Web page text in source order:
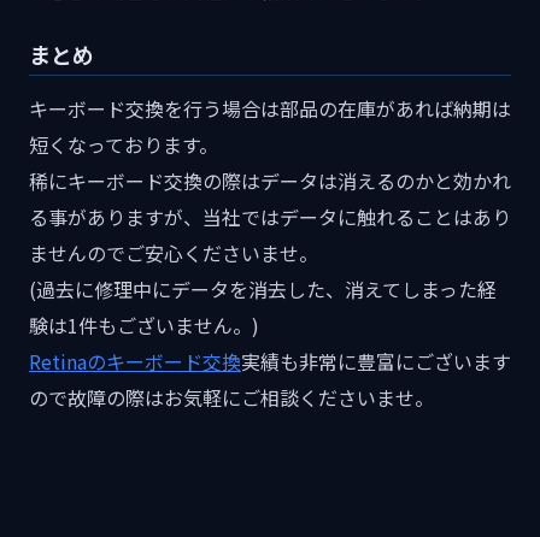
まとめ
キーボード交換を行う場合は部品の在庫があれば納期は
短くなっております。
稀にキーボード交換の際はデータは消えるのかと効かれ
る事がありますが、当社ではデータに触れることはあり
ませんのでご安心くださいませ。
(過去に修理中にデータを消去した、消えてしまった経
験は1件もございません。)
Retinaのキーボード交換実績も非常に豊富にございます
ので故障の際はお気軽にご相談くださいませ。